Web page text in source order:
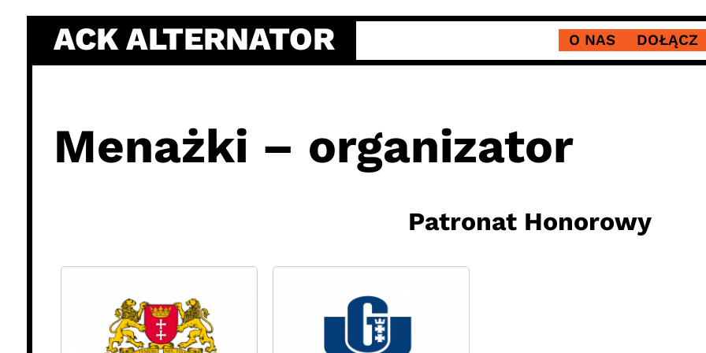
content
ACK ALTERNATOR O NAS DOŁĄCZ
Menażki – organizator
Patronat Honorowy